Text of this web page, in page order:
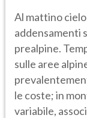
Al mattino
addensamenti
prealpine.
sulle aree
le coste; in
variabile,